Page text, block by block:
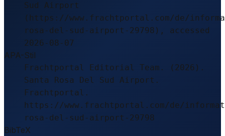
Sud Airport
(https://www.frachtportal.com/de/
rosa-del-sud-airport-29798), accessed
2026-08-07
APA-Stil
Frachtportal Editorial Team. (2026).
Santa Rosa Del Sud Airport.
Frachtportal.
https://www.frachtportal.com/de/
rosa-del-sud-airport-29798
BibTeX